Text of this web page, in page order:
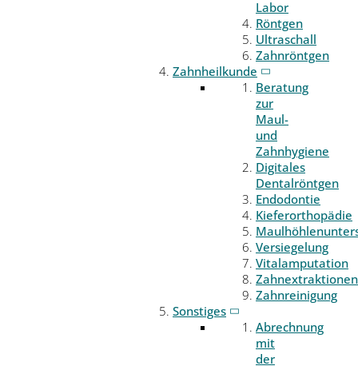
Labor
Röntgen
Ultraschall
Zahnröntgen
Zahnheilkunde
Beratung
zur
Maul-
und
Zahnhygiene
Digitales
Dentalröntgen
Endodontie
Kieferorthopädie
Versiegelung
Vitalamputation
Zahnextraktionen
Zahnreinigung
Sonstiges
Abrechnung
mit
der